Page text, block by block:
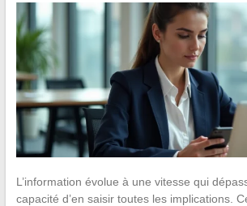
L’information évolue à une vitesse qui
capacité d’en saisir toutes les implications.